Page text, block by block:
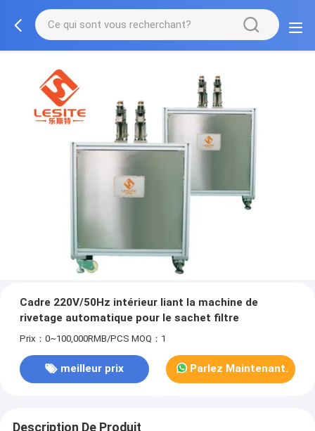
Cadre 220V/50Hz intérieur liant la machine de
rivetage automatique pour le sachet filtre
Prix：0~100,000RMB/PCS MOQ：1
meilleur prix Parlez Maintenant.
Description De Produit